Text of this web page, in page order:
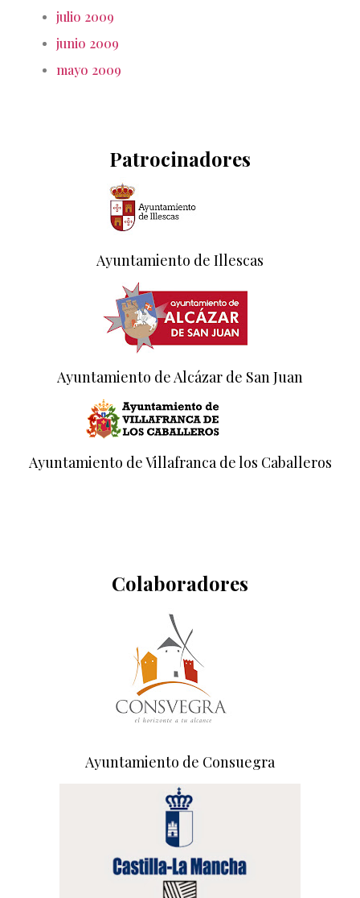
julio 2009
junio 2009
mayo 2009
Patrocinadores
Ayuntamiento de Illescas
Ayuntamiento de Alcázar de San Juan
Ayuntamiento de Villafranca de los Caballeros
Colaboradores
Ayuntamiento de Consuegra